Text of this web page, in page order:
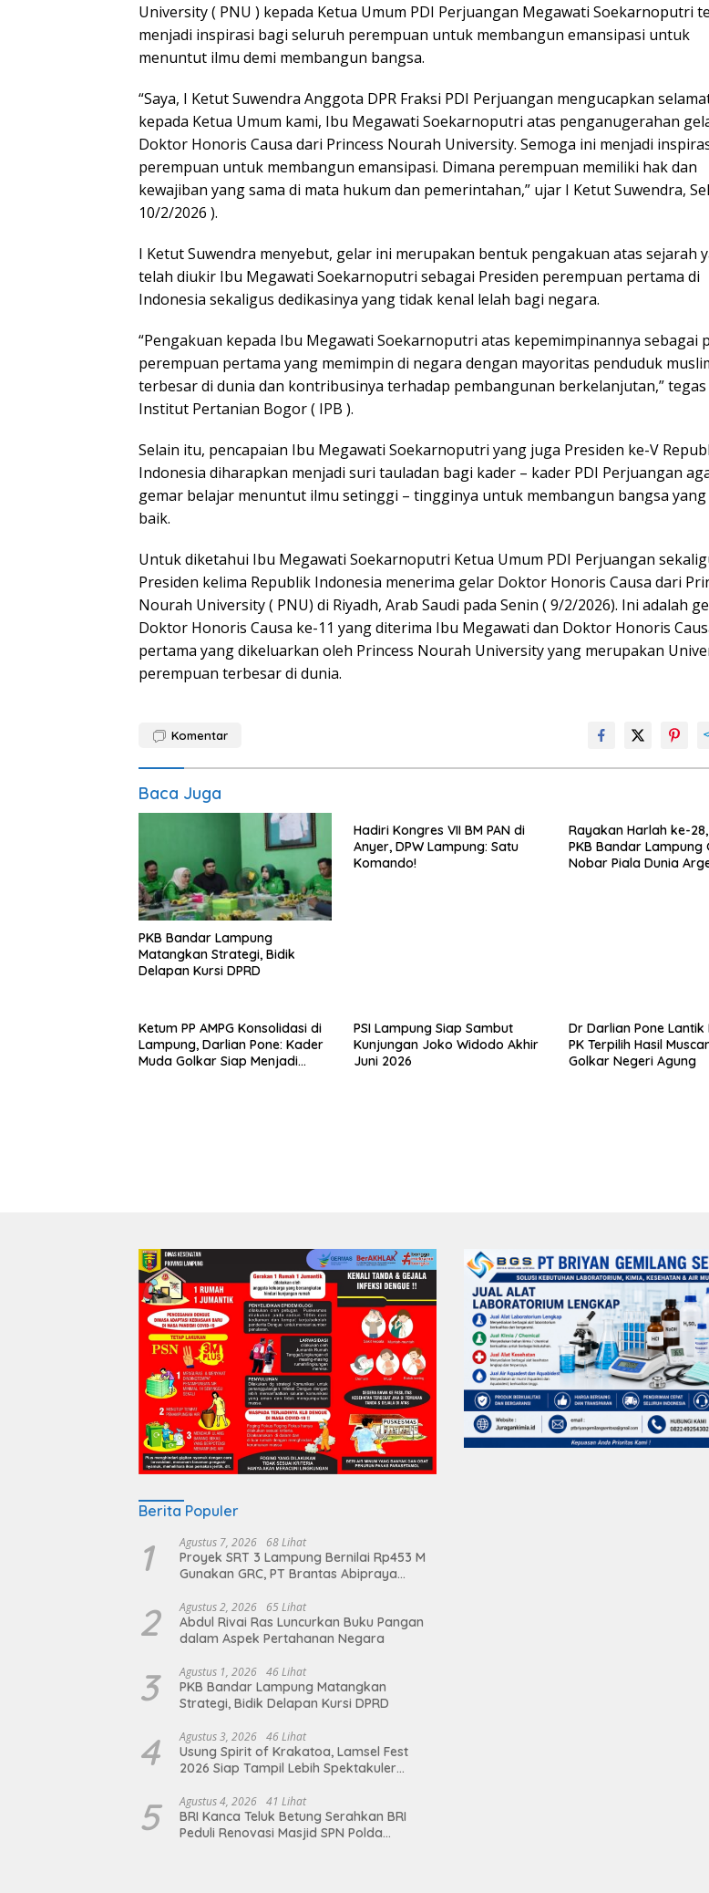
University ( PNU ) kepada Ketua Umum PDI Perjuangan Megawati Soekarnoputri
menjadi inspirasi bagi seluruh perempuan untuk membangun emansipasi untuk
menuntut ilmu demi membangun bangsa.
“Saya, I Ketut Suwendra Anggota DPR Fraksi PDI Perjuangan mengucapkan
kepada Ketua Umum kami, Ibu Megawati Soekarnoputri atas penganugerahan
Doktor Honoris Causa dari Princess Nourah University. Semoga ini menjadi
perempuan untuk membangun emansipasi. Dimana perempuan memiliki hak dan
kewajiban yang sama di mata hukum dan pemerintahan,” ujar I Ketut Suwendra,
10/2/2026 ).
I Ketut Suwendra menyebut, gelar ini merupakan bentuk pengakuan atas sejarah
telah diukir Ibu Megawati Soekarnoputri sebagai Presiden perempuan pertama di
Indonesia sekaligus dedikasinya yang tidak kenal lelah bagi negara.
“Pengakuan kepada Ibu Megawati Soekarnoputri atas kepemimpinannya sebagai
perempuan pertama yang memimpin di negara dengan mayoritas penduduk
terbesar di dunia dan kontribusinya terhadap pembangunan berkelanjutan,”
Institut Pertanian Bogor ( IPB ).
Selain itu, pencapaian Ibu Megawati Soekarnoputri yang juga Presiden ke-V
Indonesia diharapkan menjadi suri tauladan bagi kader – kader PDI Perjuangan
gemar belajar menuntut ilmu setinggi – tingginya untuk membangun bangsa
baik.
Untuk diketahui Ibu Megawati Soekarnoputri Ketua Umum PDI Perjuangan
Presiden kelima Republik Indonesia menerima gelar Doktor Honoris Causa dari
Nourah University ( PNU) di Riyadh, Arab Saudi pada Senin ( 9/2/2026). Ini adalah
Doktor Honoris Causa ke-11 yang diterima Ibu Megawati dan Doktor Honoris
pertama yang dikeluarkan oleh Princess Nourah University yang merupakan
perempuan terbesar di dunia.
Komentar
Baca Juga
PKB Bandar Lampung
Matangkan Strategi, Bidik
Delapan Kursi DPRD
Hadiri Kongres VII BM PAN di
Anyer, DPW Lampung: Satu
Komando!
Rayakan Harlah ke-28,
PKB Bandar Lampung
Nobar Piala Dunia
Ketum PP AMPG Konsolidasi di
Lampung, Darlian Pone: Kader
Muda Golkar Siap Menjadi
PSI Lampung Siap Sambut
Kunjungan Joko Widodo Akhir
Juni 2026
Dr Darlian Pone Lantik
PK Terpilih Hasil
Golkar Negeri Agung
Berita Populer
1 Agustus 7, 2026 68 Lihat
Proyek SRT 3 Lampung Bernilai Rp453 M
Gunakan GRC, PT Brantas Abipraya
2 Agustus 2, 2026 65 Lihat
Abdul Rivai Ras Luncurkan Buku Pangan
dalam Aspek Pertahanan Negara
3 Agustus 1, 2026 46 Lihat
PKB Bandar Lampung Matangkan
Strategi, Bidik Delapan Kursi DPRD
4 Agustus 3, 2026 46 Lihat
Usung Spirit of Krakatoa, Lamsel Fest
2026 Siap Tampil Lebih Spektakuler
Artis Ibu Kota
5 Agustus 4, 2026 41 Lihat
BRI Kanca Teluk Betung Serahkan BRI
Peduli Renovasi Masjid SPN Polda